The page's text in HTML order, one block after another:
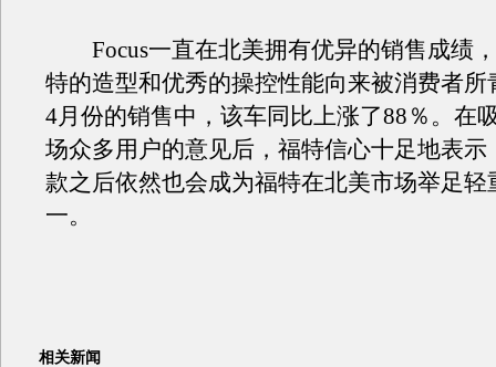
Focus一直在北美拥有优异的销售成绩
特的造型和优秀的操控性能向来被消费者所
4月份的销售中，该车同比上涨了88％。在
场众多用户的意见后，福特信心十足地表示
款之后依然也会成为福特在北美市场举足轻
一。
相关新闻